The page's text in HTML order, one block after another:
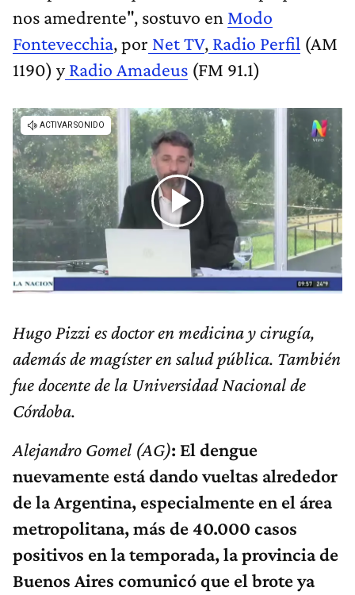
nos amedrente", sostuvo en Modo
Fontevecchia, por Net TV, Radio Perfil (AM
1190) yRadio Amadeus (FM 91.1)
Hugo Pizzi es doctor en medicina y cirugía,
además de magíster en salud pública. También
fue docente de la Universidad Nacional de
Córdoba.
Alejandro Gomel (AG): El dengue
nuevamente está dando vueltas alrededor
de la Argentina, especialmente en el área
metropolitana, más de 40.000 casos
positivos en la temporada, la provincia de
Buenos Aires comunicó que el brote ya